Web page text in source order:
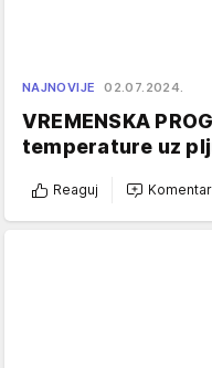
NAJNOVIJE 02.07.2024.
VREMENSKA
temperature uz
Reaguj